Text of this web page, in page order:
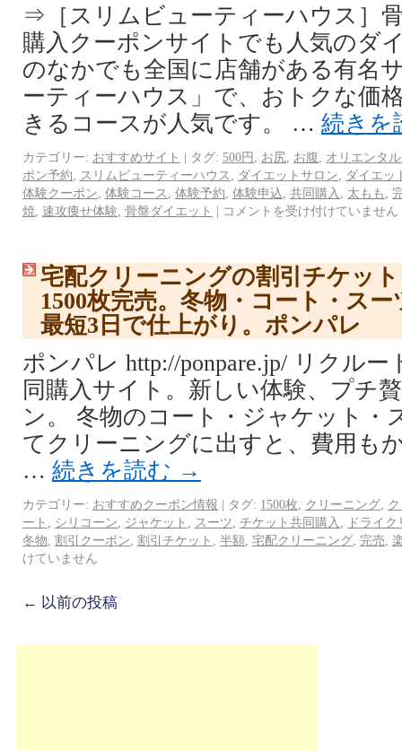
⇒［スリムビューティーハウス］
購入クーポンサイトでも人気のダ
のなかでも全国に店舗がある有名
ーティーハウス」で、おトクな価
きるコースが人気です。 … 続き
カテゴリー: おすすめサイト | タグ: 500円 お尻 お腹
オリエンタ
ポン予約
スリムビューティーハウス ダイエットサロン
ダイエッ
体験クーポン 体験コース 体験予約 体験申込 共同購入 太もも
焼 速攻痩せ体験 骨盤ダイエット | コメントを受け付けていません
宅配クリーニングの割引チケッ
1500枚完売。冬物・コート・ス
最短3日で仕上がり。ポンパレ
ポンパレ http://ponpare.jp/ リクル
同購入サイト。新しい体験、プチ
ン。 冬物のコート・ジャケット・
てクリーニングに出すと、費用も
… 続きを読む →
カテゴリー: おすすめクーポン情報 | タグ: 1500枚 クリーニング
ート
シリコーン ジャケット スーツ チケット共同購入
ドライ
冬物 割引クーポン 割引チケット 半額 宅配クリーニング 完売
けていません
← 以前の投稿